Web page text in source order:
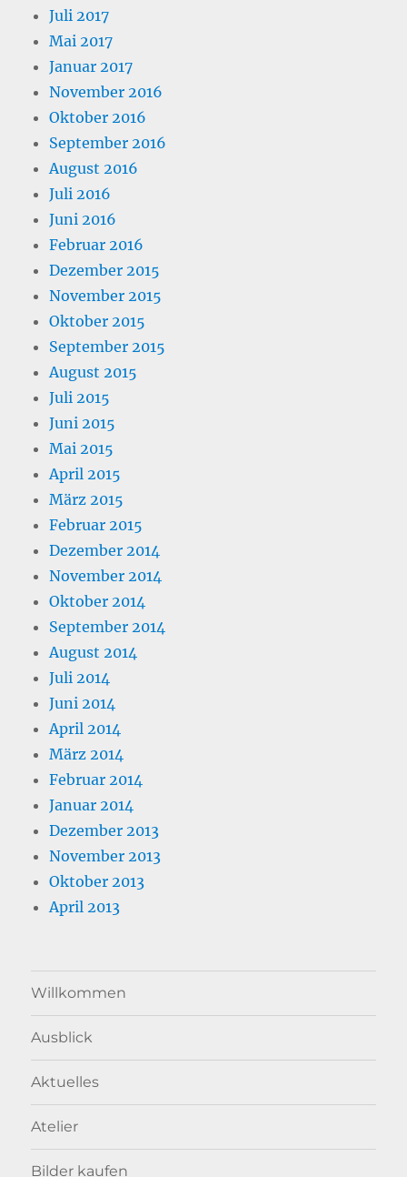
Juli 2017
Mai 2017
Januar 2017
November 2016
Oktober 2016
September 2016
August 2016
Juli 2016
Juni 2016
Februar 2016
Dezember 2015
November 2015
Oktober 2015
September 2015
August 2015
Juli 2015
Juni 2015
Mai 2015
April 2015
März 2015
Februar 2015
Dezember 2014
November 2014
Oktober 2014
September 2014
August 2014
Juli 2014
Juni 2014
April 2014
März 2014
Februar 2014
Januar 2014
Dezember 2013
November 2013
Oktober 2013
April 2013
Willkommen
Ausblick
Aktuelles
Atelier
Bilder kaufen